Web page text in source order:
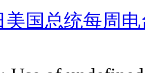
美国总统每周